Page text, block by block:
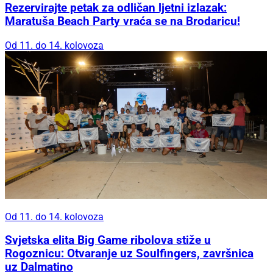
Rezervirajte petak za odličan ljetni izlazak:
Maratuša Beach Party vraća se na Brodaricu!
Od 11. do 14. kolovoza
Od 11. do 14. kolovoza
Svjetska elita Big Game ribolova stiže u
Rogoznicu: Otvaranje uz Soulfingers, završnica
uz Dalmatino